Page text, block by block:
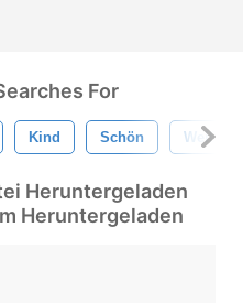
For
Kind Schön Weiß
Heruntergeladen
Heruntergeladen